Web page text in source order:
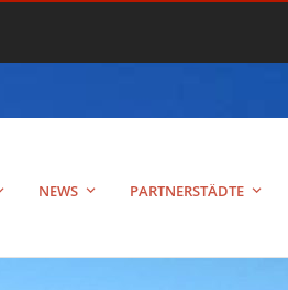
NEWS PARTNERSTÄDTE